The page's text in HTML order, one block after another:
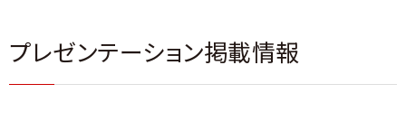
プレゼンテーション掲載情報